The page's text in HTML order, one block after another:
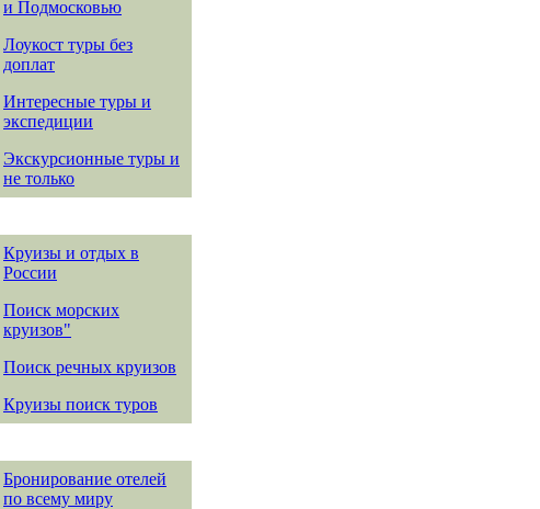
и Подмосковью
Лоукост туры без
доплат
Интересные туры и
экспедиции
Экскурсионные туры и
не только
Круизы и отдых в
России
Поиск морских
круизов"
Поиск речных круизов
Круизы поиск туров
Бронирование отелей
по всему миру